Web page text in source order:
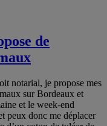
de
notarial, je propose mes
sur Bordeaux et
et le week-end
peux donc me déplacer